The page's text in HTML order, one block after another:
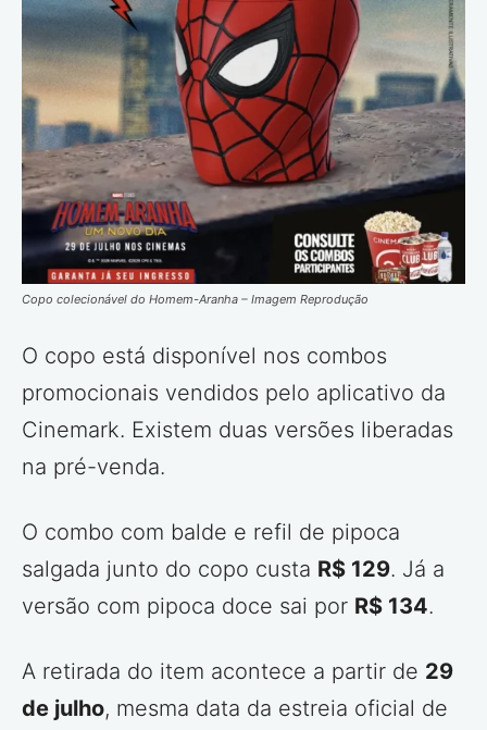
Copo colecionável do Homem-Aranha – Imagem Reprodução
O copo está disponível nos combos
promocionais vendidos pelo aplicativo da
Cinemark. Existem duas versões liberadas
na pré-venda.
O combo com balde e refil de pipoca
salgada junto do copo custa R$ 129. Já a
versão com pipoca doce sai por R$ 134.
A retirada do item acontece a partir de 29
de julho, mesma data da estreia oficial de